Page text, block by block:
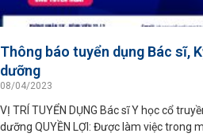
Thông báo tuyển dụng Bác sĩ,
dưỡng
08/04/2023
VỊ TRÍ TUYỂN DỤNG Bác sĩ Y học cổ
dưỡng QUYỀN LỢI: Được làm việc trong